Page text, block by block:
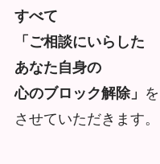
すべて
「ご相談にいらした
あなた自身の
心のブロック解除」 を
させていただきます。